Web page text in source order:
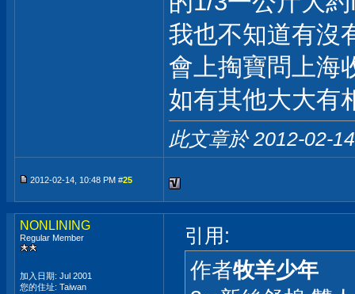
我也不知道有沒
會上掏寶問上海
如有其他大大有
此文章於 2012-02-
2012-02-14, 10:48 PM #25
NONLINING
Regular Member
加入日期: Jul 2001
您的住址: Taiwan
引用:
作者牧羊少年